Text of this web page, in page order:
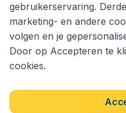
gebruikerservaring.
marketing- en andere
volgen en je
Door op Accepteren te
cookies.